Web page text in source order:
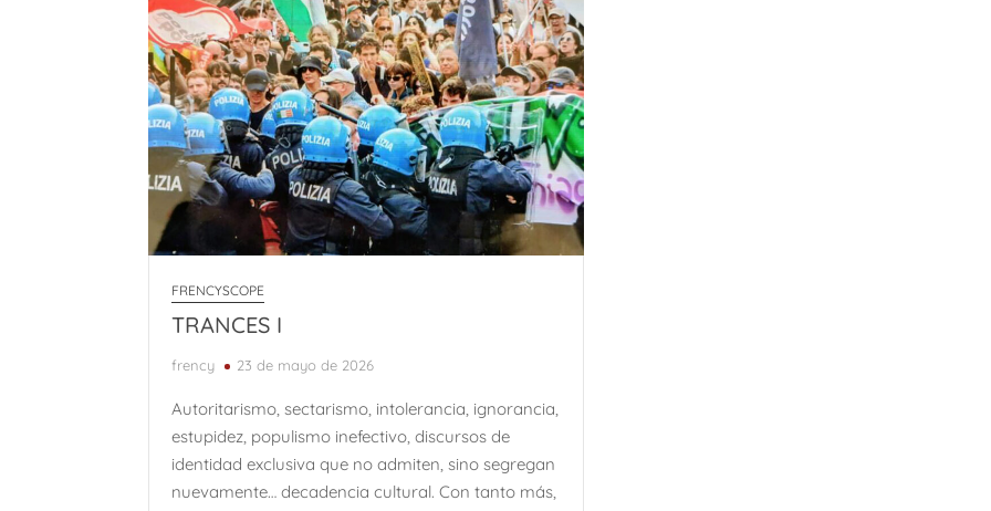
FRENCYSCOPE
TRANCES I
frency 23 de mayo de 2026
Autoritarismo, sectarismo, intolerancia, ignorancia,
estupidez, populismo inefectivo, discursos de
identidad exclusiva que no admiten, sino segregan
nuevamente… decadencia cultural. Con tanto más,